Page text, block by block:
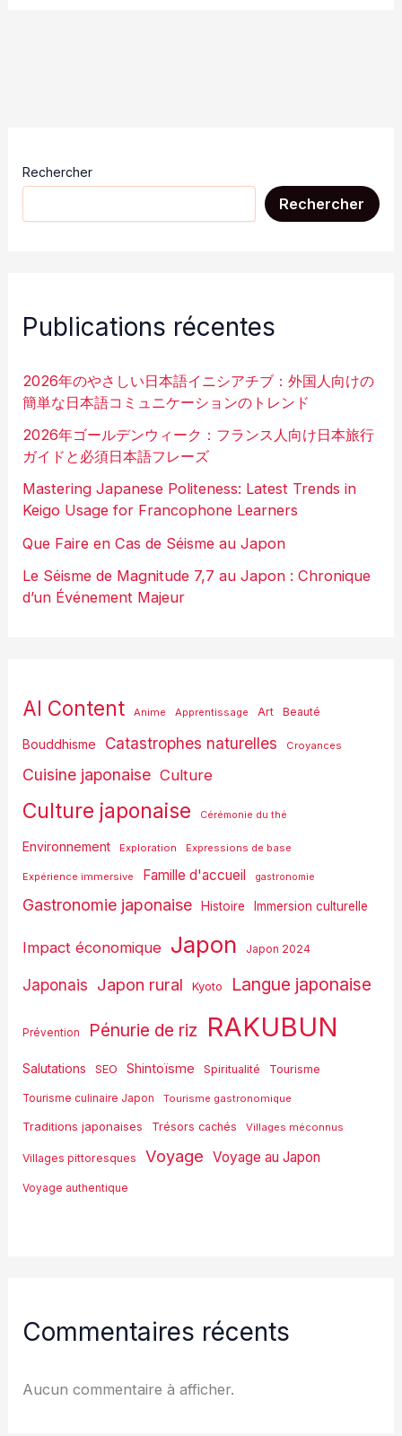
Rechercher
Rechercher
Publications récentes
2026年のやさしい日本語イニシアチブ：外国人向けの
簡単な日本語コミュニケーションのトレンド
2026年ゴールデンウィーク：フランス人向け日本旅行
ガイドと必須日本語フレーズ
Mastering Japanese Politeness: Latest Trends in
Keigo Usage for Francophone Learners
Que Faire en Cas de Séisme au Japon
Le Séisme de Magnitude 7,7 au Japon : Chronique
d’un Événement Majeur
AI Content Anime Apprentissage Art Beauté
Bouddhisme Catastrophes naturelles Croyances
Cuisine japonaise Culture
Culture japonaise Cérémonie du thé
Environnement Exploration Expressions de base
Expérience immersive Famille d'accueil gastronomie
Gastronomie japonaise Histoire Immersion culturelle
Impact économique Japon Japon 2024
Japonais Japon rural Kyoto Langue japonaise
Prévention Pénurie de riz RAKUBUN
Salutations SEO Shintoïsme Spiritualité Tourisme
Tourisme culinaire Japon Tourisme gastronomique
Traditions japonaises Trésors cachés Villages méconnus
Villages pittoresques Voyage Voyage au Japon
Voyage authentique
Commentaires récents
Aucun commentaire à afficher.